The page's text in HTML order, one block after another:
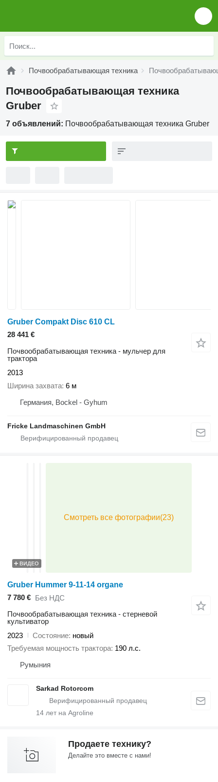
Почвообрабатывающая техника
Почвообрабатывающая техника
Gruber
7 объявлений: Почвообрабатывающая техника Gruber
Gruber Compakt Disc 610 CL
28 441 €
Почвообрабатывающая техника - мульчер для
трактора
2013
Ширина захвата 6 м
Германия, Bockel - Gyhum
Fricke Landmaschinen GmbH
ВИДЕО
Gruber Hummer 9-11-14 organe
7 780 € Без НДС
Почвообрабатывающая техника - стерневой
культиватор
2023
Состояние новый
Требуемая мощность трактора 190 л.с.
Румыния
Sarkad Rotorcom
14 лет на Agroline
Продаете технику?
Делайте это вместе с нами!